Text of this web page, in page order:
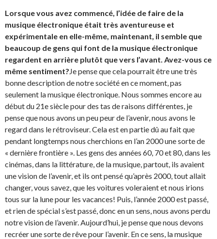
Lorsque vous avez commencé, l’idée de faire de la
musique électronique était très aventureuse et
expérimentale en elle-même, maintenant, il semble que
beaucoup de gens qui font de la musique électronique
regardent en arrière plutôt que vers l’avant. Avez-vous ce
même sentiment?Je pense que cela pourrait être une très
bonne description de notre société en ce moment, pas
seulement la musique électronique. Nous sommes encore au
début du 21e siècle pour des tas de raisons différentes, je
pense que nous avons un peu peur de l’avenir, nous avons le
regard dans le rétroviseur. Cela est en partie dû au fait que
pendant longtemps nous cherchions en l’an 2000 une sorte de
« dernière frontière ». Les gens des années 60, 70 et 80, dans les
cinémas, dans la littérature, de la musique, partout, ils avaient
une vision de l’avenir, et ils ont pensé qu’après 2000, tout allait
changer, vous savez, que les voitures voleraient et nous irions
tous sur la lune pour les vacances! Puis, l’année 2000 est passé,
et rien de spécial s’est passé, donc en un sens, nous avons perdu
notre vision de l’avenir. Aujourd’hui, je pense que nous devons
recréer une sorte de rêve pour l’avenir. En ce sens, la musique